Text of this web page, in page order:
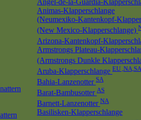
Angel-de-la-Guardia-
Animas-Klapperschlange
(Neumexiko-Kantenkopf-
(New Mexico-Klapperschlange)
Arizona-Kantenkopf-
Armstrongs Plateau-
(Armstrongs Dunkle
Aruba-Klapperschlange EU
Bahia-Lanzenotter SA
Barat-Bambusotter AS
Barnett-Lanzenotter NA
Basilisken-Klapperschlange